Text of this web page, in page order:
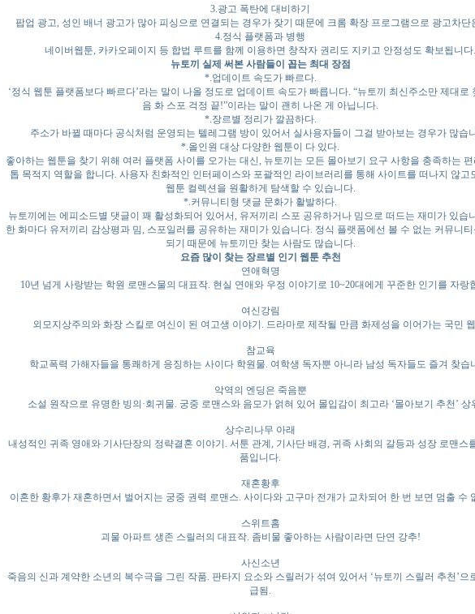
3.광고 폭탄에 대비하기
팝업 광고, 성인 배너 광고가 많아 피싱으로 연결되는 경우가 잦기 때문에 크롬 확장 프로그램으로 광고차단
4.정식 플랫폼과 병행
네이버웹툰, 카카오페이지 등 합법 루트를 함께 이용하면 창작자 권리도 지키고 안정성도 확보됩니다.
뉴토끼 실제 써본 사람들이 꼽는 최대 장점
*.업데이트 속도가 빠르다.
‘정식 웹툰 플랫폼보다 빠르다’라는 말이 나올 정도로 업데이트 속도가 빠릅니다. “뉴토끼 최신주소만 제대로
음 화 스포 걱정 끝!”이라는 말이 괜히 나온 게 아닙니다.
*.장르별 정리가 깔끔하다.
주소가 바뀔 때마다 공식처럼 운영되는 텔레그램 방이 있어서 실사용자들이 그걸 받아보는 경우가 많습
*.올인원 대상 다양한 웹툰이 다 있다.
좋아하는 웹툰을 찾기 위해 여러 플랫폼 사이를 오가는 대신, 뉴토끼는 모든 몰아보기 요구 사항을 충족하는
톱 목적지 역할을 합니다. 사용자 친화적인 인터페이스와 포괄적인 라이브러리를 통해 사이트를 떠나지 않고
웹툰 컬렉션을 원활하게 탐색할 수 있습니다.
*.커뮤니티형 댓글 문화가 활발하다.
뉴토끼에는 에피소드별 댓글이 꽤 활성화되어 있어서, 유저끼리 스포 공유하거나 밈으로 떠드는 재미가 있습
한 화마다 유저끼리 감상평과 밈, 스포일러를 공유하는 재미가 있습니다. 정식 플랫폼에선 볼 수 없는 커뮤니티
되기 때문에 뉴토끼만 찾는 사람도 많습니다.
요즘 많이 찾는 장르별 인기 웹툰 추천
연애혁명
10년 넘게 사랑받는 학원 로맨스물의 대표작. 현실 연애와 우정 이야기로 10~20대에게 꾸준한 인기를 자랑
여신강림
외모지상주의와 화장 스킬로 여신이 된 여고생 이야기. 드라마로 제작될 만큼 화제성을 이어가는 국민
참교육
학교폭력 가해자들을 통쾌하게 응징하는 사이다 학원물. 여학생 독자뿐 아니라 남성 독자들도 즐겨 찾습
악역의 엔딩은 죽음뿐
소설 원작으로 유명한 빙의·회귀물. 궁중 로맨스와 음모가 얽혀 있어 몰입감이 최고라 ‘몰아보기 추천’ 상
상수리나무 아래
내성적인 귀족 영애와 기사단장의 정략결혼 이야기. 서툰 관계, 기사단 배경, 귀족 사회의 갈등과 성장 로맨스
품입니다.
재혼황후
이혼한 황후가 재혼하면서 벌어지는 궁중 권력 로맨스. 사이다와 고구마 전개가 교차되어 한 번 보면 멈출 수
스위트홈
괴물 아파트 생존 스릴러의 대표작. 좀비물 좋아하는 사람이라면 단연 강추!
사신소년
죽음의 신과 계약한 소년의 복수극을 그린 작품. 판타지 요소와 스릴러가 섞여 있어서 ‘뉴토끼 스릴러 추천’으
급됨.